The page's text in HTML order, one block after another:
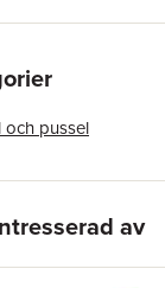
och pussel
av